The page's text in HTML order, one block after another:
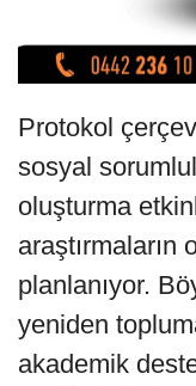
Protokol
sosyal
oluşturma
araştırmaların
planlanıyor.
yeniden
akademik